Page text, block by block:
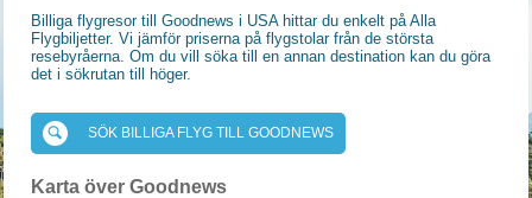
Billiga flygresor till Goodnews i USA hittar du enkelt på Alla
Flygbiljetter. Vi jämför priserna på flygstolar från de största
resebyråerna. Om du vill söka till en annan destination kan du göra
det i sökrutan till höger.
SÖK BILLIGA FLYG TILL GOODNEWS
Karta över Goodnews